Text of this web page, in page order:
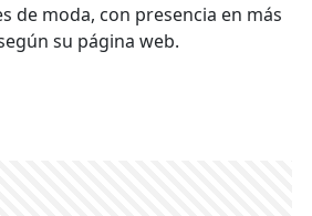
de moda, con presencia en más
su página web.